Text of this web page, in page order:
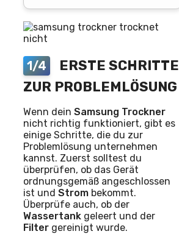
1/4
ERSTE SCHRITTE
ZUR PROBLEMLÖSUNG
Wenn dein Samsung Trockner
nicht richtig funktioniert, gibt es
einige Schritte, die du zur
Problemlösung unternehmen
kannst. Zuerst solltest du
überprüfen, ob das Gerät
ordnungsgemäß angeschlossen
ist und Strom bekommt.
Überprüfe auch, ob der
Wassertank geleert und der
Filter gereinigt wurde.